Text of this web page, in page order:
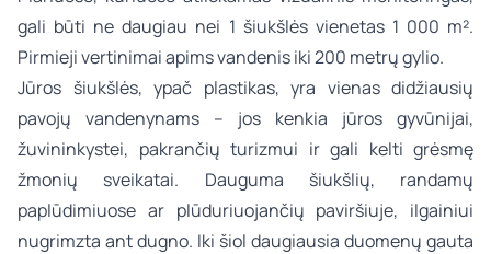
gali būti ne daugiau nei 1 šiukšlės vienetas 1 000 m².
Pirmieji vertinimai apims vandenis iki 200 metrų gylio.
Jūros šiukšlės, ypač plastikas, yra vienas didžiausių
pavojų vandenynams – jos kenkia jūros gyvūnijai,
žuvininkystei, pakrančių turizmui ir gali kelti grėsmę
žmonių sveikatai. Dauguma šiukšlių, randamų
paplūdimiuose ar plūduriuojančių paviršiuje, ilgainiui
nugrimzta ant dugno. Iki šiol daugiausia duomenų gauta